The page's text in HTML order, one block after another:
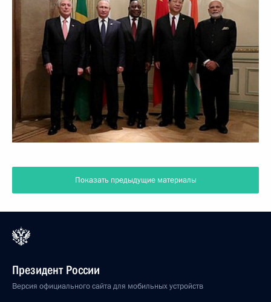
Показать предыдущие материалы
Президент России
Версия официального сайта для мобильных устройств